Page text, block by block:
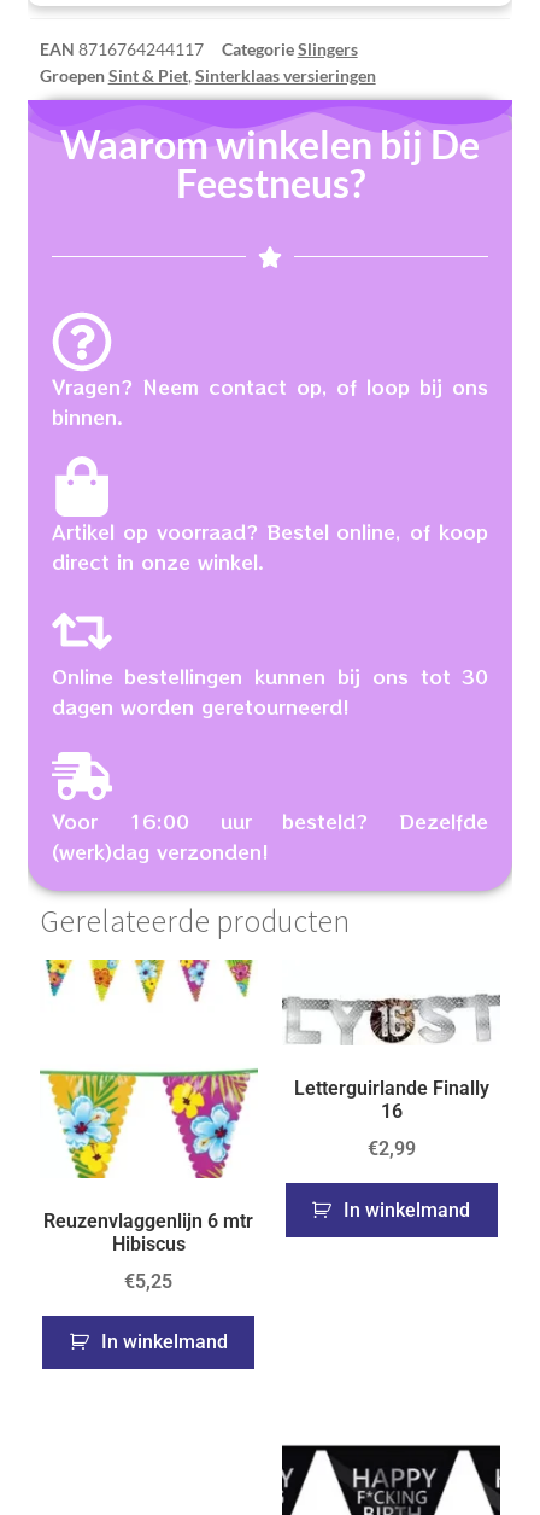
EAN 8716764244117 CategorieSlingers
GroepenSint & Piet, Sinterklaas versieringen
Waarom winkelen bij De
Feestneus?
Vragen? Neem contact op, of loop bij ons
binnen.
Artikel op voorraad? Bestel online, of koop
direct in onze winkel.
Online bestellingen kunnen bij ons tot 30
dagen worden geretourneerd!
Voor 16:00 uur besteld? Dezelfde
(werk)dag verzonden!
Gerelateerde producten
Reuzenvlaggenlijn 6 mtr
Hibiscus
€5,25
In winkelmand
Letterguirlande Finally
16
€2,99
In winkelmand